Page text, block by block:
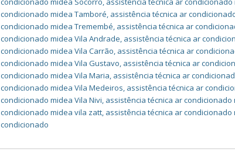
condicionado midea Tamboré, assistência técnica ar
condicionado midea Tremembé, assistência técnica ar
condicionado midea Vila Andrade, assistência técnica ar
condicionado midea Vila Carrão, assistência técnica ar
condicionado midea Vila Gustavo, assistência técnica ar
condicionado midea Vila Maria, assistência técnica ar
condicionado midea Vila Medeiros, assistência técnica ar
condicionado midea Vila Nivi, assistência técnica ar condicionado
condicionado midea vila zatt, assistência técnica ar
condicionado